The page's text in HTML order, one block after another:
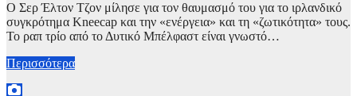
Ο Σερ Έλτον Τζον μίλησε για τον θαυμασμό του για το ιρλανδικό
συγκρότημα Kneecap και την «ενέργεια» και τη «ζωτικότητα» τους.
Το ραπ τρίο από το Δυτικό Μπέλφαστ είναι γνωστό…
Περισσότερα